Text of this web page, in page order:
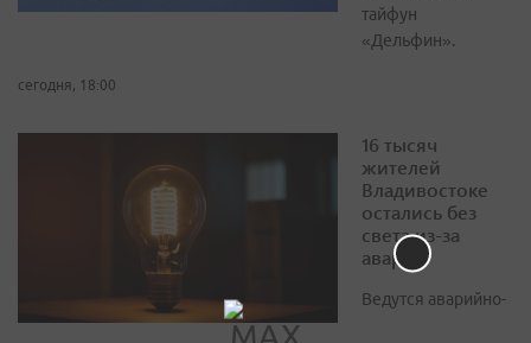
тайфун
«Дельфин».
сегодня, 18:00
16 тысяч
жителей
Владивостоке
остались без
света из-за
аварии
Ведутся аварийно-